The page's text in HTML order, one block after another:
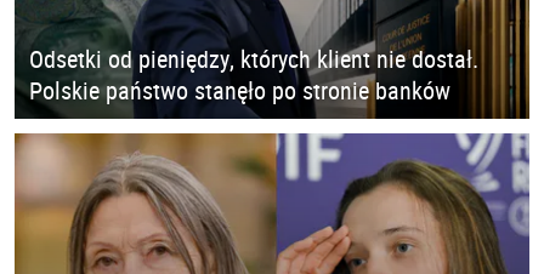
Odsetki od pieniędzy, których klient nie dostał.
Polskie państwo stanęło po stronie banków